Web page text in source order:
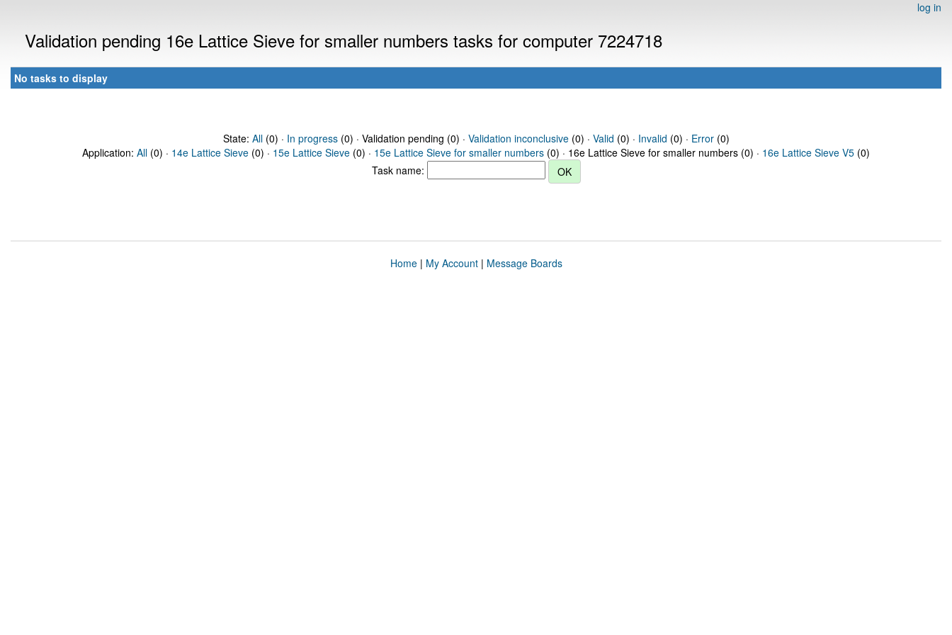
log in
Validation pending 16e Lattice Sieve for smaller numbers tasks for computer 7224718
No tasks to display
State: All(0) · In progress(0) · Validation pending (0) · Validation inconclusive(0) · Valid (0) · Invalid (0) · Error(0)
Application: All (0) · 14e Lattice Sieve (0) · 15e Lattice Sieve (0) · 15e Lattice Sieve for smaller numbers (0) · 16e Lattice Sieve for smaller numbers (0) · 16e Lattice Sieve V5 (0)
Task name:
Home| My Account| Message Boards